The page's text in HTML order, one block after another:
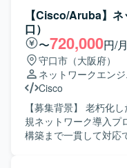
ワークの幅広い知見
域網環境やBGP／
設計・運用に関わるこ
としてのスキルアップが
発環境】 Cisco／
クサービス BGP／
ング環境
ジェクトが立ち上がりました。 【作業内容
ステム基盤の刷新プロ
およびサーバ系インフ
ただきます。 ネット
ジ/リモート環境、
いった各領域において
テスト項目書作成、環
総合テストまで一連
バ系では、物理サーバ
全/機器設置調整とい
【Cisco/Aruba】
口）
〜720,000円/月
守口市（大阪府）
ネットワークエン
Cisco
【募集背景】 老朽化
規ネットワーク導入プ
構築まで一貫して対応